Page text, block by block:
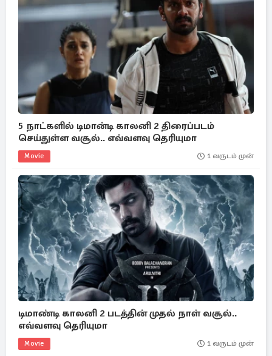
5 நாட்களில் டிமான்டி காலனி 2 திரைப்படம்
செய்துள்ள வசூல்.. எவ்வளவு தெரியுமா
Movie 1 வருடம் முன்
டிமாண்டி காலனி 2 படத்தின் முதல் நாள் வசூல்..
எவ்வளவு தெரியுமா
Movie 1 வருடம் முன்